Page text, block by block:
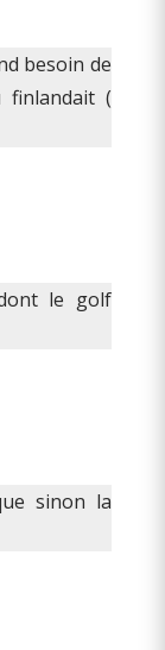
besoin de
(
le golf
sinon la